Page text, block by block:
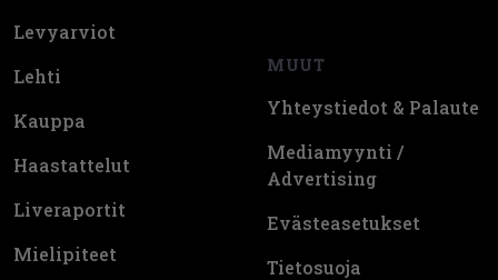
Levyarviot
Lehti
Kauppa
Haastattelut
Liveraportit
Mielipiteet
MUUT
Yhteystiedot & Palaute
Mediamyynti /
Advertising
Evästeasetukset
Tietosuoja